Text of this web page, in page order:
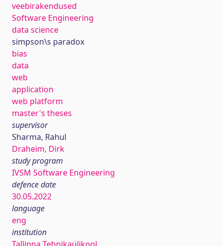
veebirakendused
Software Engineering
data science
simpson\s paradox
bias
data
web
application
web platform
master's theses
supervisor
Sharma, Rahul
Draheim, Dirk
study program
IVSM Software Engineering
defence date
30.05.2022
language
eng
institution